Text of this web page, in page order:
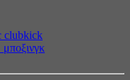
clubkick